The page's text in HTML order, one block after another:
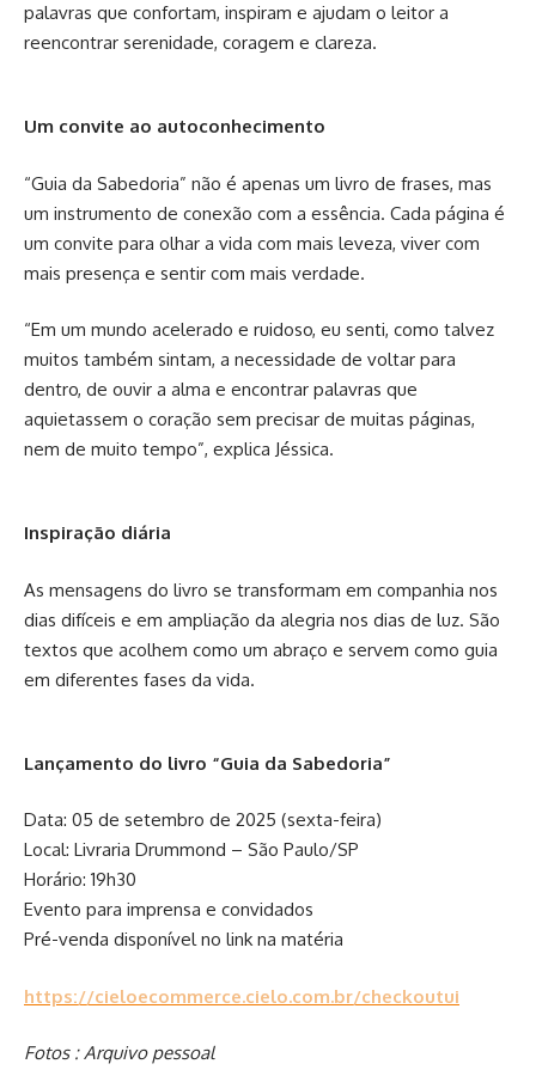
palavras que confortam, inspiram e ajudam o leitor a
reencontrar serenidade, coragem e clareza.
Um convite ao autoconhecimento
“Guia da Sabedoria” não é apenas um livro de frases, mas
um instrumento de conexão com a essência. Cada página é
um convite para olhar a vida com mais leveza, viver com
mais presença e sentir com mais verdade.
“Em um mundo acelerado e ruidoso, eu senti, como talvez
muitos também sintam, a necessidade de voltar para
dentro, de ouvir a alma e encontrar palavras que
aquietassem o coração sem precisar de muitas páginas,
nem de muito tempo”, explica Jéssica.
Inspiração diária
As mensagens do livro se transformam em companhia nos
dias difíceis e em ampliação da alegria nos dias de luz. São
textos que acolhem como um abraço e servem como guia
em diferentes fases da vida.
Lançamento do livro “Guia da Sabedoria”
Data: 05 de setembro de 2025 (sexta-feira)
Local: Livraria Drummond – São Paulo/SP
Horário: 19h30
Evento para imprensa e convidados
Pré-venda disponível no link na matéria
https://cieloecommerce.cielo.com.br/checkoutui
Fotos : Arquivo pessoal